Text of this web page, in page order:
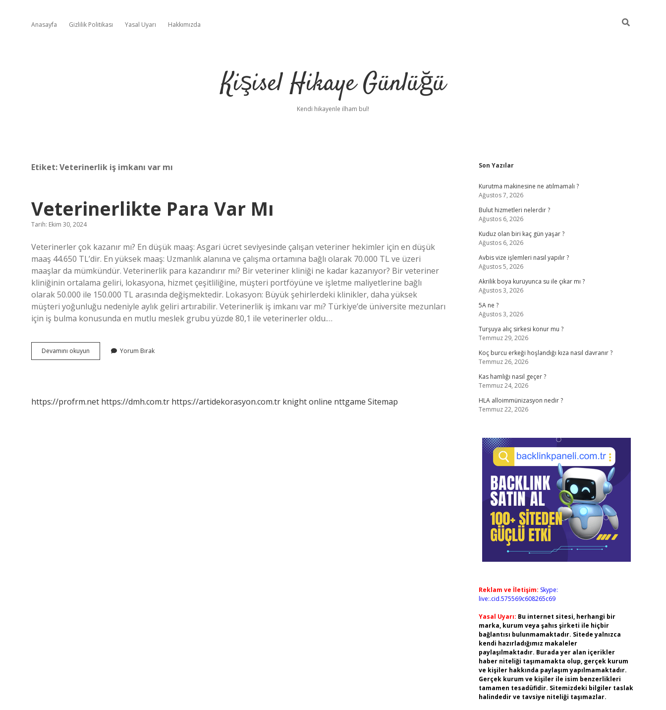
Anasayfa Gizlilik Politikası Yasal Uyarı Hakkımızda
Kişisel Hikaye Günlüğü
Kendi hikayenle ilham bul!
Etiket:Veterinerlik iş imkanı var mı
Veterinerlikte Para Var Mı
Tarih: Ekim 30, 2024
Veterinerler çok kazanır mı? En düşük maaş: Asgari ücret seviyesinde çalışan veteriner hekimler için en düşük
maaş 44.650 TL’dir. En yüksek maaş: Uzmanlık alanına ve çalışma ortamına bağlı olarak 70.000 TL ve üzeri
maaşlar da mümkündür. Veterinerlik para kazandırır mı? Bir veteriner kliniği ne kadar kazanıyor? Bir veteriner
kliniğinin ortalama geliri, lokasyona, hizmet çeşitliliğine, müşteri portföyüne ve işletme maliyetlerine bağlı
olarak 50.000 ile 150.000 TL arasında değişmektedir. Lokasyon: Büyük şehirlerdeki klinikler, daha yüksek
müşteri yoğunluğu nedeniyle aylık geliri artırabilir. Veterinerlik iş imkanı var mı? Türkiye’de üniversite mezunları
için iş bulma konusunda en mutlu meslek grubu yüzde 80,1 ile veterinerler oldu.…
Devamını okuyun Veterinerlikte
Para
Yorum Bırak
https://profrm.net https://dmh.com.tr https://artidekorasyon.com.tr knight online nttgame Sitemap
Sidebar
Son Yazılar
Kurutma makinesine ne atılmamalı ?
Ağustos 7, 2026
Bulut hizmetleri nelerdir ?
Ağustos 6, 2026
Kuduz olan biri kaç gün yaşar ?
Ağustos 6, 2026
Avbis vize işlemleri nasıl yapılır ?
Ağustos 5, 2026
Akrilik boya kuruyunca su ile çıkar mı ?
Ağustos 3, 2026
5A ne ?
Ağustos 3, 2026
Turşuya alıç sirkesi konur mu ?
Temmuz 29, 2026
Koç burcu erkeği hoşlandığı kıza nasıl davranır ?
Temmuz 26, 2026
Kas hamlığı nasıl geçer ?
Temmuz 24, 2026
HLA alloimmünizasyon nedir ?
Temmuz 22, 2026
Reklam ve İletişim: Skype:
live:.cid.575569c608265c69
Yasal Uyarı: Bu internet sitesi, herhangi bir
marka, kurum veya şahıs şirketi ile hiçbir
bağlantısı bulunmamaktadır. Sitede yalnızca
kendi hazırladığımız makaleler
paylaşılmaktadır. Burada yer alan içerikler
haber niteliği taşımamakta olup, gerçek kurum
ve kişiler hakkında paylaşım yapılmamaktadır.
Gerçek kurum ve kişiler ile isim benzerlikleri
tamamen tesadüfidir. Sitemizdeki bilgiler taslak
halindedir ve tavsiye niteliği taşımazlar.